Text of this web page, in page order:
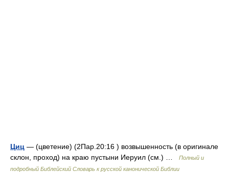
Циц — (цветение) (2Пар.20:16 ) возвышенность (в оригинале
склон, проход) на краю пустыни Иеруил (см.) …
Полный и
подробный Библейский Словарь к русской канонической Библии